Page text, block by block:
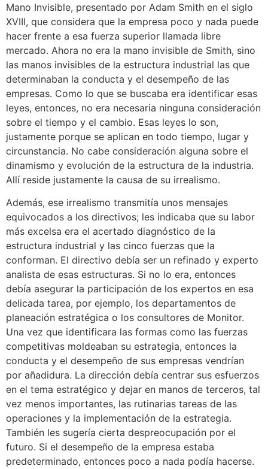
Mano Invisible, presentado por Adam Smith en el siglo
XVIII, que considera que la empresa poco y nada puede
hacer frente a esa fuerza superior llamada libre
mercado. Ahora no era la mano invisible de Smith, sino
las manos invisibles de la estructura industrial las que
determinaban la conducta y el desempeño de las
empresas. Como lo que se buscaba era identificar esas
leyes, entonces, no era necesaria ninguna consideración
sobre el tiempo y el cambio. Esas leyes lo son,
justamente porque se aplican en todo tiempo, lugar y
circunstancia. No cabe consideración alguna sobre el
dinamismo y evolución de la estructura de la industria.
Allí reside justamente la causa de su irrealismo.
Además, ese irrealismo transmitía unos mensajes
equivocados a los directivos; les indicaba que su labor
más excelsa era el acertado diagnóstico de la
estructura industrial y las cinco fuerzas que la
conforman. El directivo debía ser un refinado y experto
analista de esas estructuras. Si no lo era, entonces
debía asegurar la participación de los expertos en esa
delicada tarea, por ejemplo, los departamentos de
planeación estratégica o los consultores de Monitor.
Una vez que identificara las formas como las fuerzas
competitivas moldeaban su estrategia, entonces la
conducta y el desempeño de sus empresas vendrían
por añadidura. La dirección debía centrar sus esfuerzos
en el tema estratégico y dejar en manos de terceros, tal
vez menos importantes, las rutinarias tareas de las
operaciones y la implementación de la estrategia.
También les sugería cierta despreocupación por el
futuro. Si el desempeño de la empresa estaba
predeterminado, entonces poco a nada podía hacerse.